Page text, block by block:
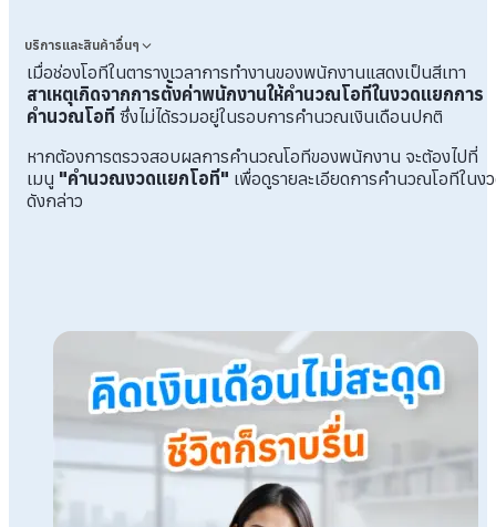
บริการและสินค้าอื่นๆ
เมื่อช่องโอทีในตารางเวลาการทำงานของพนักงานแสดงเป็นสีเทา
สาเหตุเกิดจากการตั้งค่าพนักงานให้คำนวณโอทีในงวดแยกการ
คำนวณโอที ซึ่งไม่ได้รวมอยู่ในรอบการคำนวณเงินเดือนปกติ
หากต้องการตรวจสอบผลการคำนวณโอทีของพนักงาน จะต้องไปที่
เมนู "คำนวณงวดแยกโอที" เพื่อดูรายละเอียดการคำนวณโอทีในง
ดังกล่าว